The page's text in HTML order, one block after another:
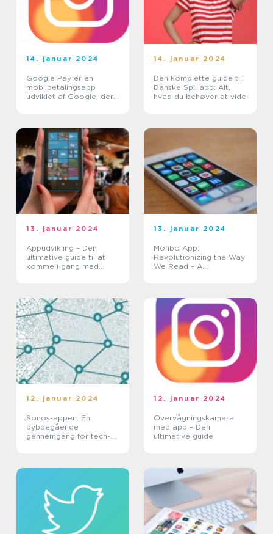
14. januar 2024
Google Pay er en
mobilbetalingsapp
udviklet af Google, der
Wallet
14. januar 2024
Den komplette guide til
Danske Spil app: Alt,
hvad du behøver at vide
13. januar 2024
Appudvikling – Den
ultimative guide til at
komme i gang med
13. januar 2024
Mofibo App:
Revolutionizing the Way
We Read – A
12. januar 2024
Sonos-appen: En
dybdegående
gennemgang for tech-
12. januar 2024
Overvågningskamera
med app – Den
ultimative guide